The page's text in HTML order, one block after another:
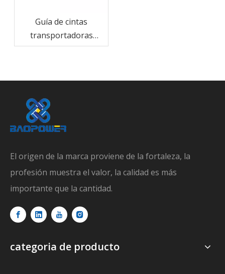
Guía de cintas
transportadoras
resistentes al calor: lo
El origen de la marca proviene de la fortaleza, la
profesión muestra el valor, la calidad es más
importante que la cantidad.
categoria de producto